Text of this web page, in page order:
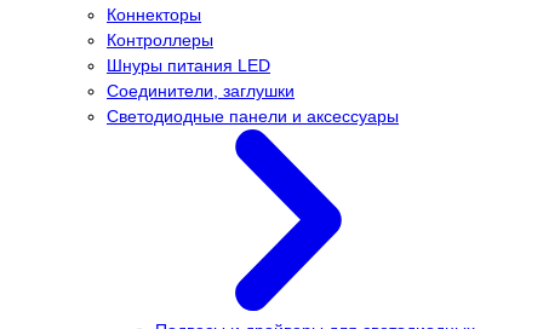
Коннекторы
Контроллеры
Шнуры питания LED
Соединители, заглушки
Светодиодные панели и аксессуары